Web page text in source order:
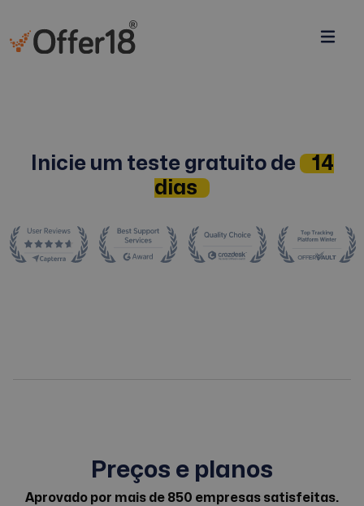
Inicie um teste gratuito de
14
dias
Preços e planos
Aprovado por mais de 850 empresas satisfeitas.